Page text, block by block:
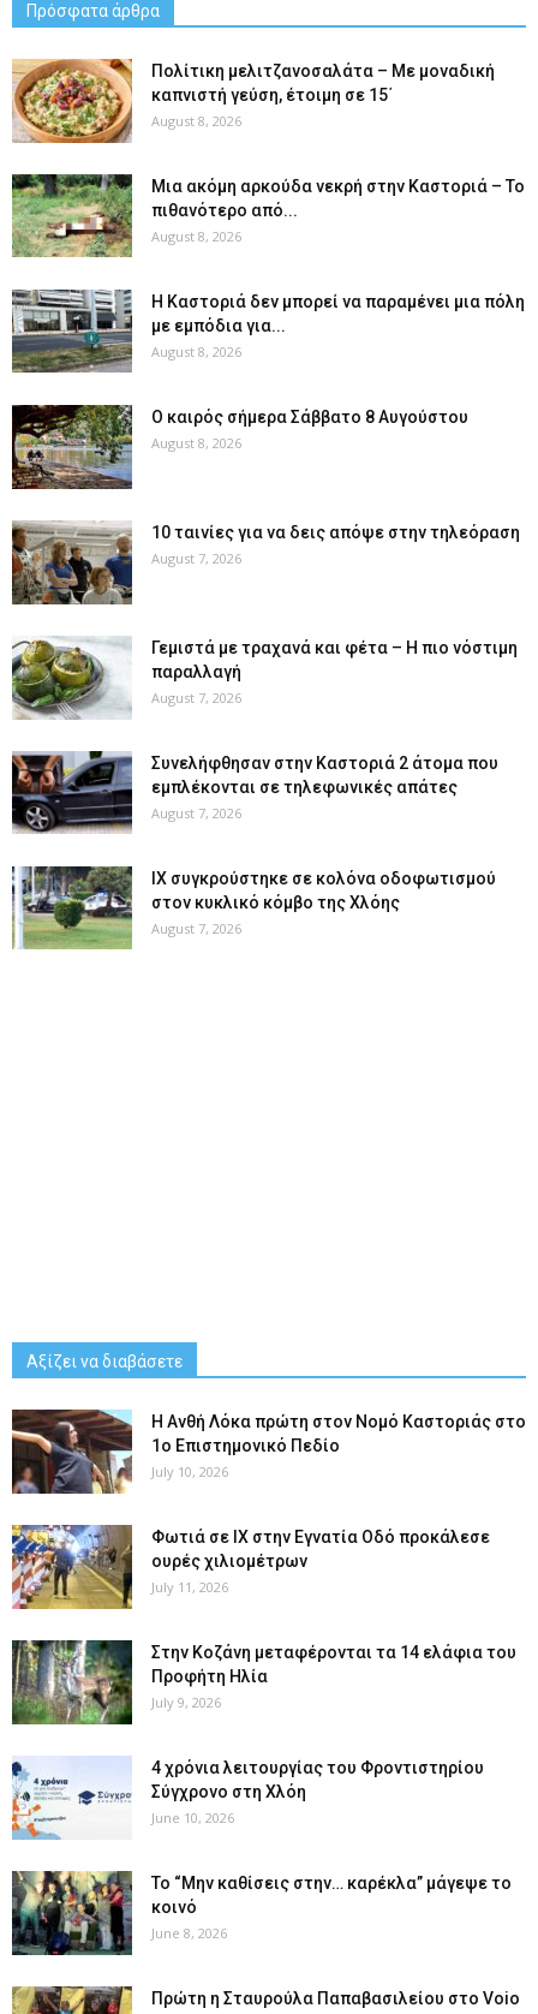
Πρόσφατα άρθρα
Πολίτικη μελιτζανοσαλάτα – Με μοναδική
καπνιστή γεύση, έτοιμη σε 15΄
August 8, 2026
Μια ακόμη αρκούδα νεκρή στην Καστοριά – Το
πιθανότερο από...
August 8, 2026
Η Καστοριά δεν μπορεί να παραμένει μια πόλη
με εμπόδια για...
August 8, 2026
Ο καιρός σήμερα Σάββατο 8 Αυγούστου
August 8, 2026
10 ταινίες για να δεις απόψε στην τηλεόραση
August 7, 2026
Γεμιστά με τραχανά και φέτα – Η πιο νόστιμη
παραλλαγή
August 7, 2026
Συνελήφθησαν στην Καστοριά 2 άτομα που
εμπλέκονται σε τηλεφωνικές απάτες
August 7, 2026
ΙΧ συγκρούστηκε σε κολόνα οδοφωτισμού
στον κυκλικό κόμβο της Χλόης
August 7, 2026
Αξίζει να διαβάσετε
Η Ανθή Λόκα πρώτη στον Νομό Καστοριάς στο
1ο Επιστημονικό Πεδίο
July 10, 2026
Φωτιά σε ΙΧ στην Εγνατία Οδό προκάλεσε
ουρές χιλιομέτρων
July 11, 2026
Στην Κοζάνη μεταφέρονται τα 14 ελάφια του
Προφήτη Ηλία
July 9, 2026
4 χρόνια λειτουργίας του Φροντιστηρίου
Σύγχρονο στη Χλόη
June 10, 2026
Το “Μην καθίσεις στην… καρέκλα” μάγεψε το
κοινό
June 8, 2026
Πρώτη η Σταυρούλα Παπαβασιλείου στο Voio